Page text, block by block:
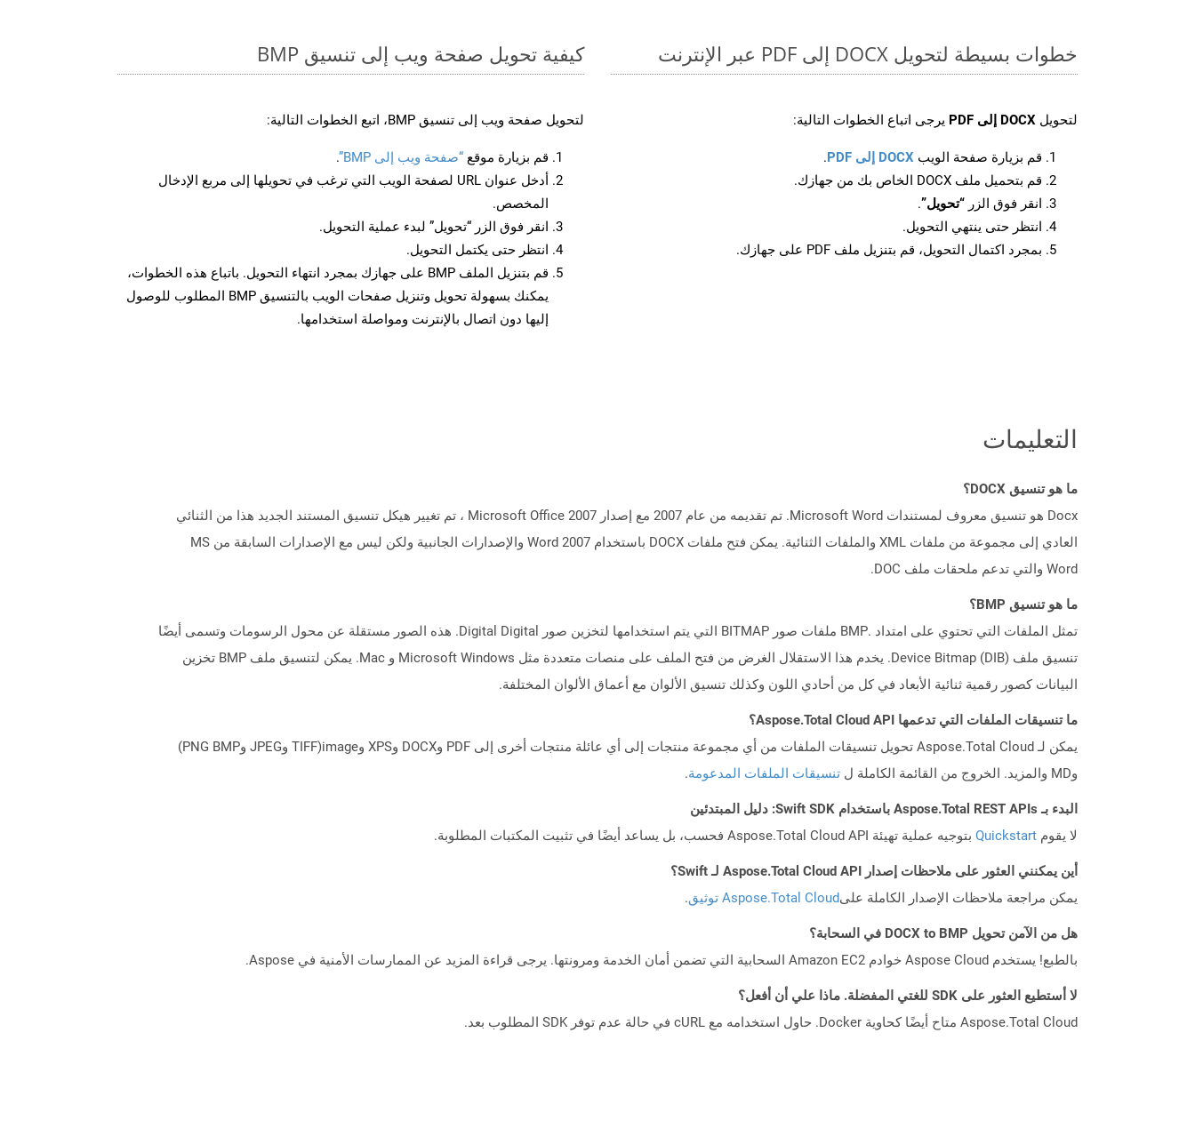
خطوات بسيطة لتحويل DOCX إلى PDF عبر الإنترنت
لتحويل DOCX إلى PDF يرجى اتباع الخطوات التالية:
قم بزيارة صفحة الويب DOCX إلى PDF
.
قم بتحميل ملف DOCX الخاص بك من جهازك.
انقر فوق الزر “تحويل”.
انتظر حتى ينتهي التحويل.
بمجرد اكتمال التحويل، قم بتنزيل ملف PDF على جهازك.
كيفية تحويل صفحة ويب إلى تنسيق BMP
لتحويل صفحة ويب إلى تنسيق BMP، اتبع الخطوات التالية:
قم بزيارة موقع “صفحة ويب إلى BMP”
.
أدخل عنوان URL لصفحة الويب التي ترغب في تحويلها إلى مربع الإدخال
المخصص.
انقر فوق الزر “تحويل” لبدء عملية التحويل.
انتظر حتى يكتمل التحويل.
قم بتنزيل الملف BMP على جهازك بمجرد انتهاء التحويل. باتباع هذه الخطوات،
يمكنك بسهولة تحويل وتنزيل صفحات الويب بالتنسيق BMP المطلوب للوصول
إليها دون اتصال بالإنترنت ومواصلة استخدامها.
التعليمات
ما هو تنسيق DOCX؟
Docx هو تنسيق معروف لمستندات Microsoft Word. تم تقديمه من عام 2007 مع إصدار Microsoft Office 2007 ، تم تغيير هيكل تنسيق المستند الجديد هذا من الثنائي
العادي إلى مجموعة من ملفات XML والملفات الثنائية. يمكن فتح ملفات DOCX باستخدام Word 2007 والإصدارات الجانبية ولكن ليس مع الإصدارات السابقة من MS
Word والتي تدعم ملحقات ملف DOC.
ما هو تنسيق BMP؟
تمثل الملفات التي تحتوي على امتداد .BMP ملفات صور BITMAP التي يتم استخدامها لتخزين صور Digital Digital. هذه الصور مستقلة عن محول الرسومات وتسمى أيضًا
تنسيق ملف Device Bitmap (DIB). يخدم هذا الاستقلال الغرض من فتح الملف على منصات متعددة مثل Microsoft Windows و Mac. يمكن لتنسيق ملف BMP تخزين
البيانات كصور رقمية ثنائية الأبعاد في كل من أحادي اللون وكذلك تنسيق الألوان مع أعماق الألوان المختلفة.
ما تنسيقات الملفات التي تدعمها Aspose.Total Cloud API؟
يمكن لـ Aspose.Total Cloud تحويل تنسيقات الملفات من أي مجموعة منتجات إلى أي عائلة منتجات أخرى إلى PDF وDOCX وXPS وimage(TIFF وJPEG وPNG BMP)
وMD والمزيد. الخروج من القائمة الكاملة ل
تنسيقات الملفات المدعومة.
البدء بـ Aspose.Total REST APIs باستخدام Swift SDK: دليل المبتدئين
لا يقوم Quickstart بتوجيه عملية تهيئة Aspose.Total Cloud API فحسب، بل يساعد أيضًا في تثبيت المكتبات المطلوبة.
أين يمكنني العثور على ملاحظات إصدار Aspose.Total Cloud API لـ Swift؟
يمكن مراجعة ملاحظات الإصدار الكاملة علىAspose.Total Cloud توثيق .
هل من الآمن تحويل DOCX to BMP في السحابة؟
بالطبع! يستخدم Aspose Cloud خوادم Amazon EC2 السحابية التي تضمن أمان الخدمة ومرونتها. يرجى قراءة المزيد عن الممارسات الأمنية في Aspose.
لا أستطيع العثور على SDK للغتي المفضلة. ماذا علي أن أفعل؟
Aspose.Total Cloud متاح أيضًا كحاوية Docker. حاول استخدامه مع cURL في حالة عدم توفر SDK المطلوب بعد.